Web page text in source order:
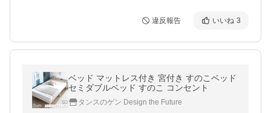
違反報告 いいね 3
ベッド マットレス付き 宮付き すのこベッド
セミダブルベッド すのこ コンセント
タンスのゲン Design the Future